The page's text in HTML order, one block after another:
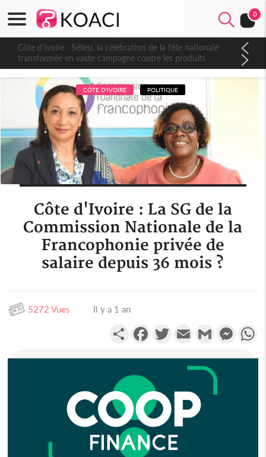
0
Côte d'Ivoire : Séileu, la célébration de la fête nationale
transformée en vaste campagne contre les produits
dépigmentants dangereux
CÔTE D'IVOIRE POLITIQUE
Côte d'Ivoire : La SG de la
Commission Nationale de la
Francophonie privée de
salaire depuis 36 mois ?
5272 Vues Il y a 1 an
PartagerFacebookTwitterEmail Gmail